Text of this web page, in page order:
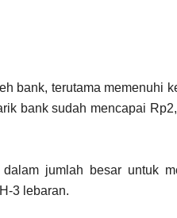
bank, terutama memenuhi
bank sudah mencapai
jumlah besar untuk
3 lebaran.